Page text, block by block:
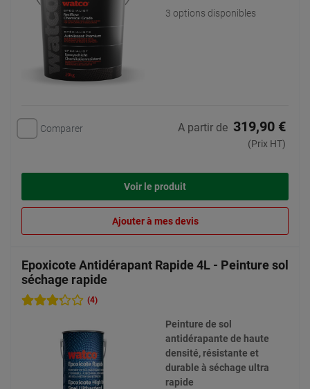
3 options disponibles
Comparer A partir de 319,90 €
(Prix HT)
Voir le produit
Ajouter à mes devis
Epoxicote Antidérapant Rapide 4L - Peinture sol
séchage rapide
(4)
Peinture de sol
antidérapante de haute
densité, résistante et
durable à séchage ultra
rapide